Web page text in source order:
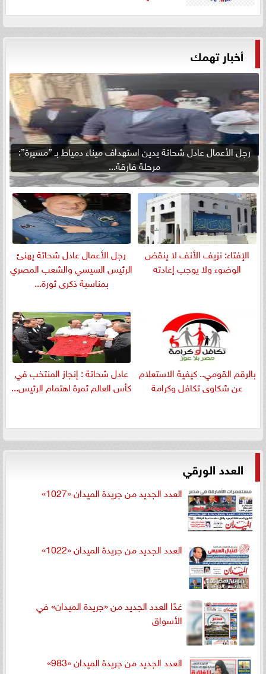
أخبار تهمك
رجل الأعمال عادل شحاتة يدين استهداف ميناء دمياط بـ ”مسيرة”:
مرحلة فارقة...
الإفتاء: نزيف الأنف لا ينقض
الوضوء ولا يوجب إعادته
رجل الأعمال عادل شحاتة يهنئ
الرئيس السيسي والشعب المصري
بمناسبة ذكرى ثورة...
بالرقم القومي.. كيفية الاستعلام
عن شكاوى تكافل وكرامة
عادل شحاتة : إنجاز المنتخب في
كأس العالم ثمرة اهتمام الرئيس...
العدد الورقي
العدد الجديد من جريدة الميدان «1027»
العدد الجديد من جريدة الميدان «1022»
غدًا العدد الجديد من «جريدة الميدان» في
الأسواق
العدد الجديد من جريدة الميدان «983»